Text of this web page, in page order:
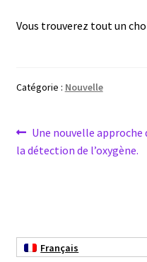
Etalonnage et
Fermenteur
Filtres
Vous trouverez tout un
Catégorie : Nouvelle
Navigation
de
Article
précédent :
Une nouvelle approche
la détection de l’oxygène.
Français